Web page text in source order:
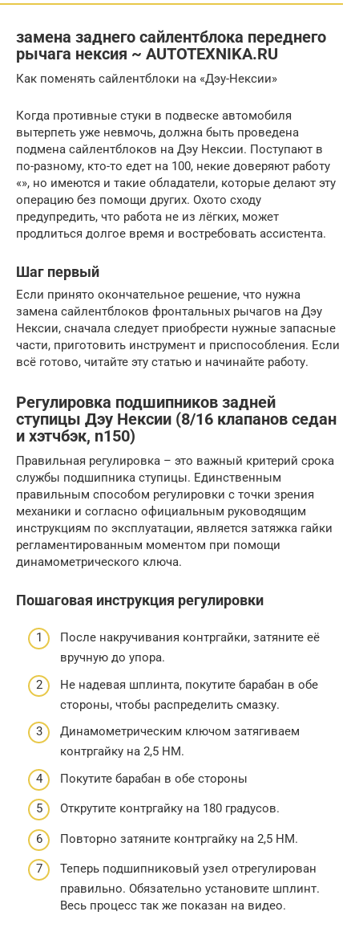
замена заднего сайлентблока переднего
рычага нексия ~ AUTOTEXNIKA.RU
Как поменять сайлентблоки на «Дэу-Нексии»
Когда противные стуки в подвеске автомобиля
вытерпеть уже невмочь, должна быть проведена
подмена сайлентблоков на Дэу Нексии. Поступают в
по-разному, кто-то едет на 100, некие доверяют работу
«», но имеются и такие обладатели, которые делают эту
операцию без помощи других. Охото сходу
предупредить, что работа не из лёгких, может
продлиться долгое время и востребовать ассистента.
Шаг первый
Если принято окончательное решение, что нужна
замена сайлентблоков фронтальных рычагов на Дэу
Нексии, сначала следует приобрести нужные запасные
части, приготовить инструмент и приспособления. Если
всё готово, читайте эту статью и начинайте работу.
Регулировка подшипников задней
ступицы Дэу Нексии (8/16 клапанов седан
и хэтчбэк, n150)
Правильная регулировка – это важный критерий срока
службы подшипника ступицы. Единственным
правильным способом регулировки с точки зрения
механики и согласно официальным руководящим
инструкциям по эксплуатации, является затяжка гайки
регламентированным моментом при помощи
динамометрического ключа.
Пошаговая инструкция регулировки
После накручивания контргайки, затяните её
вручную до упора.
Не надевая шплинта, покутите барабан в обе
стороны, чтобы распределить смазку.
Динамометрическим ключом затягиваем
контргайку на 2,5 НМ.
Покутите барабан в обе стороны
Открутите контргайку на 180 градусов.
Повторно затяните контргайку на 2,5 НМ.
Теперь подшипниковый узел отрегулирован
правильно. Обязательно установите шплинт.
Весь процесс так же показан на видео.